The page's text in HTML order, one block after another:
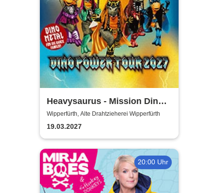
Heavysaurus - Mission Dino
Power Tour 2027
Wipperfürth, Alte Drahtzieherei Wipperfürth
19.03.2027
20:00 Uhr